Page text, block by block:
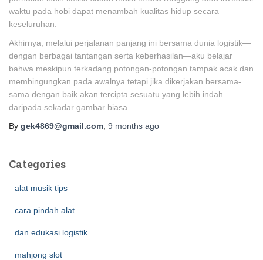
waktu pada hobi dapat menambah kualitas hidup secara
keseluruhan.
Akhirnya, melalui perjalanan panjang ini bersama dunia logistik—
dengan berbagai tantangan serta keberhasilan—aku belajar
bahwa meskipun terkadang potongan-potongan tampak acak dan
membingungkan pada awalnya tetapi jika dikerjakan bersama-
sama dengan baik akan tercipta sesuatu yang lebih indah
daripada sekadar gambar biasa.
By gek4869@gmail.com 9 months ago
Categories
alat musik tips
cara pindah alat
dan edukasi logistik
mahjong slot